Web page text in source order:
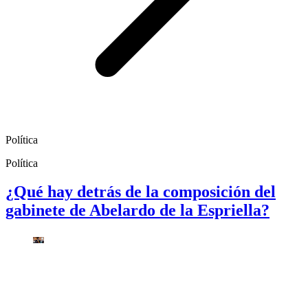
Política
Política
¿Qué hay detrás de la composición del
gabinete de Abelardo de la Espriella?